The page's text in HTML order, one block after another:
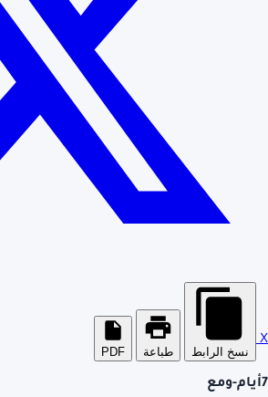
X
نسخ الرابط طباعة PDF
7أيام-ومع